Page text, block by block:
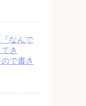
なんで
き
で書き